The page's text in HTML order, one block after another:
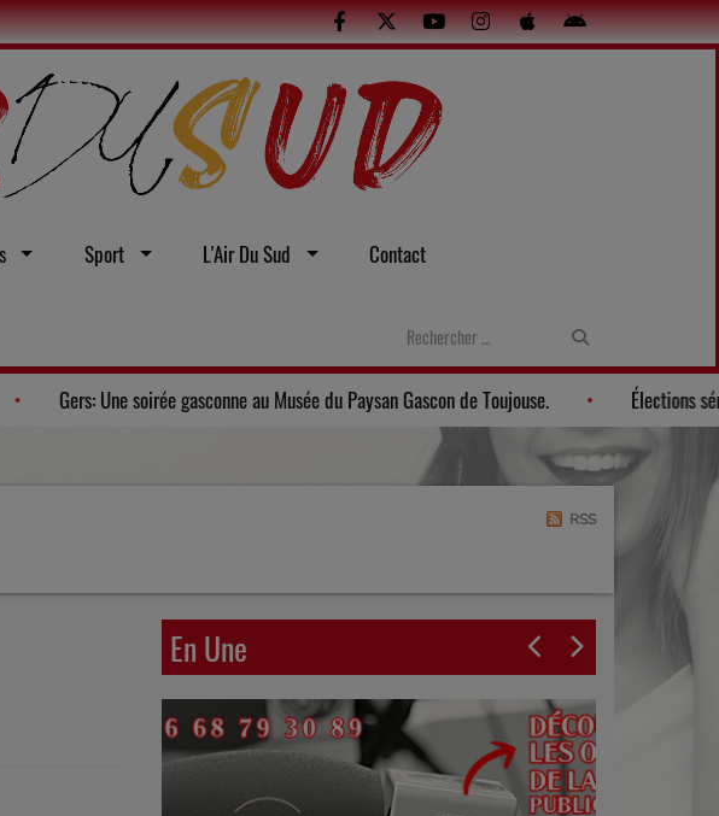
Sport L'Air Du Sud Contact
et sexuelles Gers: Une soirée gasconne au Musée du Paysan Gascon de Toujouse.
RSS
En Une